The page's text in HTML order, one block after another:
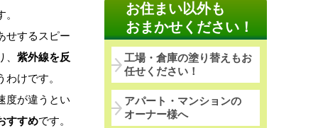
せするスピー
紫外線を反
わけです。
度が違うとい
すすめです。
お住まい以外も
おまかせください！
工場・倉庫の塗り替えもお
任せください！
アパート・マンションの
オーナー様へ